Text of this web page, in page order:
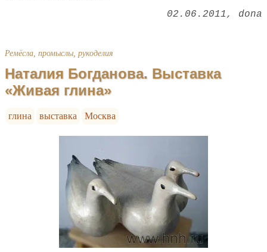
02.06.2011 dona
Ремёсла, промыслы, рукоделия
Наталия Богданова. Выставка
«Живая глина»
глина выставка Москва